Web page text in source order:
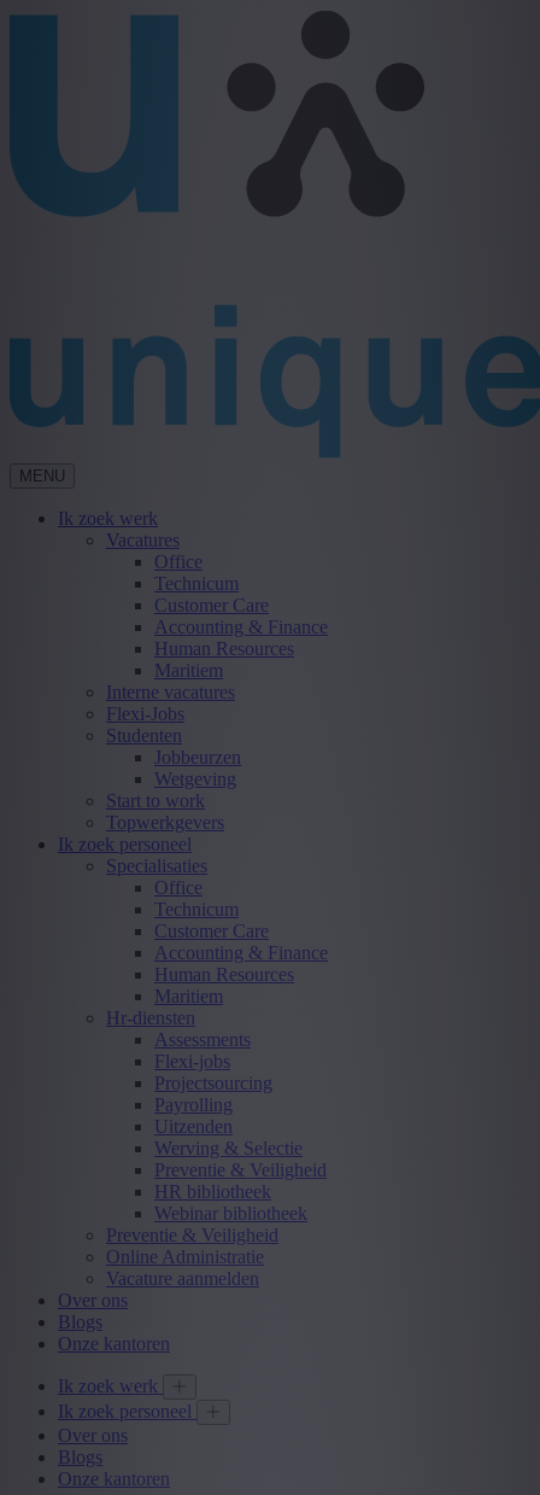
MENU
Ik zoek werk
Vacatures
Office
Technicum
Customer Care
Accounting & Finance
Human Resources
Maritiem
Interne vacatures
Flexi-Jobs
Studenten
Jobbeurzen
Wetgeving
Start to work
Topwerkgevers
Ik zoek personeel
Specialisaties
Office
Technicum
Customer Care
Accounting & Finance
Human Resources
Maritiem
Hr-diensten
Assessments
Flexi-jobs
Projectsourcing
Payrolling
Uitzenden
Werving & Selectie
Preventie & Veiligheid
HR bibliotheek
Webinar bibliotheek
Preventie & Veiligheid
Online Administratie
Vacature aanmelden
Over ons
Blogs
Onze kantoren
Ik zoek werk
Ik zoek personeel
Over ons
Blogs
Onze kantoren